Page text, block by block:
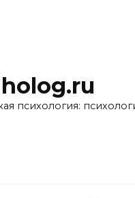
психология: